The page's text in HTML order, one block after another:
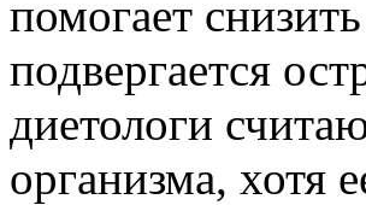
помогает
подвергается
диетологи
организма, хотя